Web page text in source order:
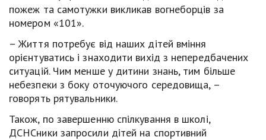
пожеж та самотужки викликав вогнеборців за
номером «101».
– Життя потребує від наших дітей вміння
орієнтуватись і знаходити вихід з непередбачених
ситуацій. Чим менше у дитини знань, тим більше
небезпеки з боку оточуючого середовища, –
говорять рятувальники.
Також, по завершенню спілкування в школі,
ДСНСники запросили дітей на спортивний